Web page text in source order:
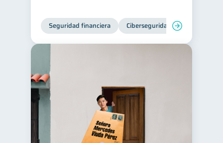
Seguridad financiera Ciberseguridad